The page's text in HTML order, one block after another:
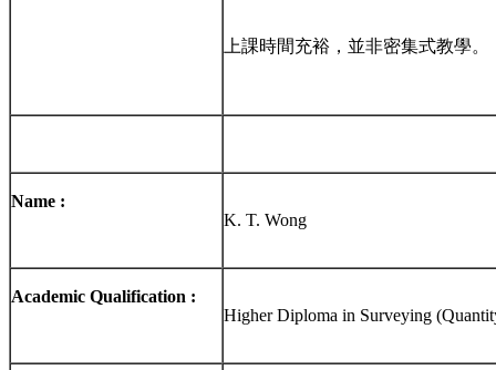
上課時間充裕，並非密集式教學。
Name :
K. T. Wong
Academic Qualification :
Higher Diploma in Surveying